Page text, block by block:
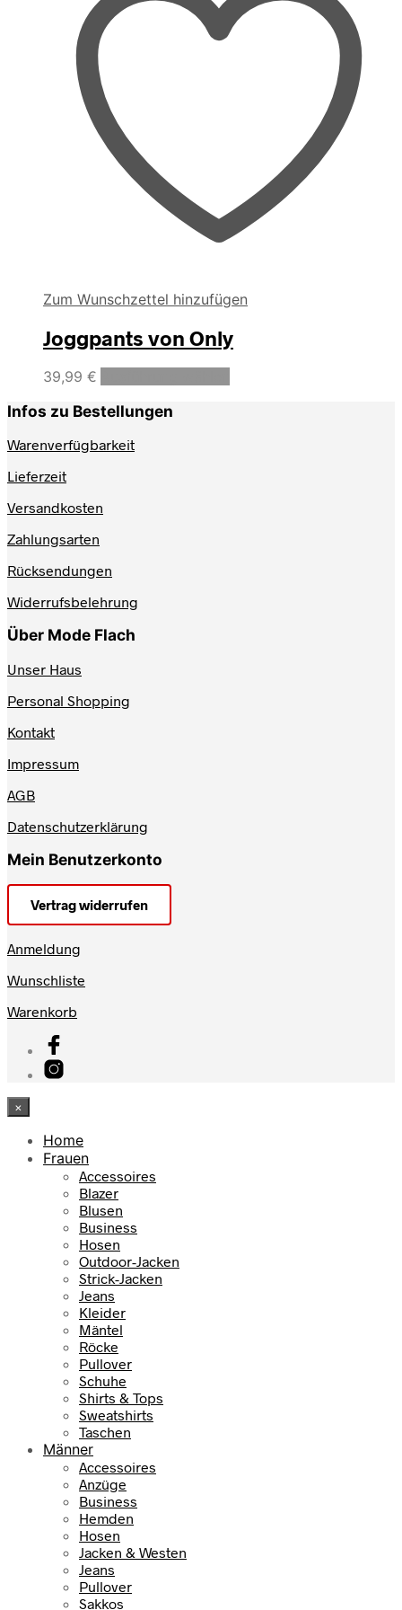
Zum Wunschzettel hinzufügen
Joggpants von Only
39,99 €
Infos zu Bestellungen
Warenverfügbarkeit
Lieferzeit
Versandkosten
Zahlungsarten
Rücksendungen
Widerrufsbelehrung
Über Mode Flach
Unser Haus
Personal Shopping
Kontakt
Impressum
AGB
Datenschutzerklärung
Mein Benutzerkonto
Vertrag widerrufen
Anmeldung
Wunschliste
Warenkorb
×
Home
Frauen
Accessoires
Blazer
Blusen
Business
Hosen
Outdoor-Jacken
Strick-Jacken
Jeans
Kleider
Mäntel
Röcke
Pullover
Schuhe
Shirts & Tops
Sweatshirts
Taschen
Männer
Accessoires
Anzüge
Business
Hemden
Hosen
Jacken & Westen
Jeans
Pullover
Sakkos